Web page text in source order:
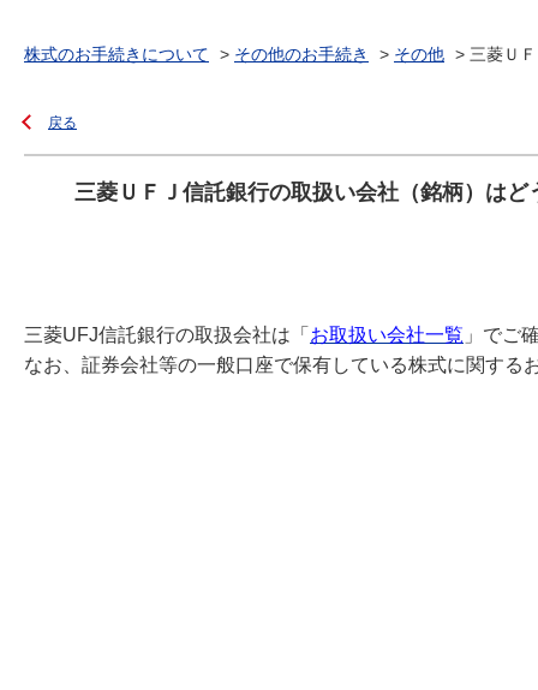
株式のお手続きについて > その他のお手続き > その他 > 三菱Ｕ
戻る
三菱ＵＦＪ信託銀行の取扱い会社（銘柄）は
三菱UFJ信託銀行の取扱会社は「 お取扱い会社一覧 」でご
なお、証券会社等の一般口座で保有している株式に関す